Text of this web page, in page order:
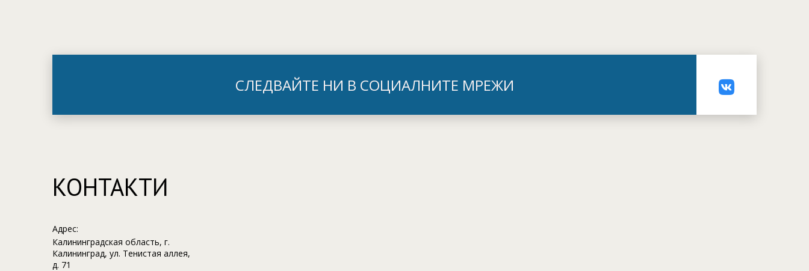
СЛЕДВАЙТЕ НИ В СОЦИАЛНИТЕ МРЕЖИ
КОНТАКТИ
Адрес:
Калининградская область, г.
Калининград, ул. Тенистая аллея,
д. 71